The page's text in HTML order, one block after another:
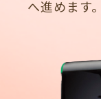
へ進めます。